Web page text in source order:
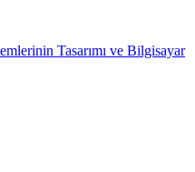
Tasarımı ve Bilgisayar